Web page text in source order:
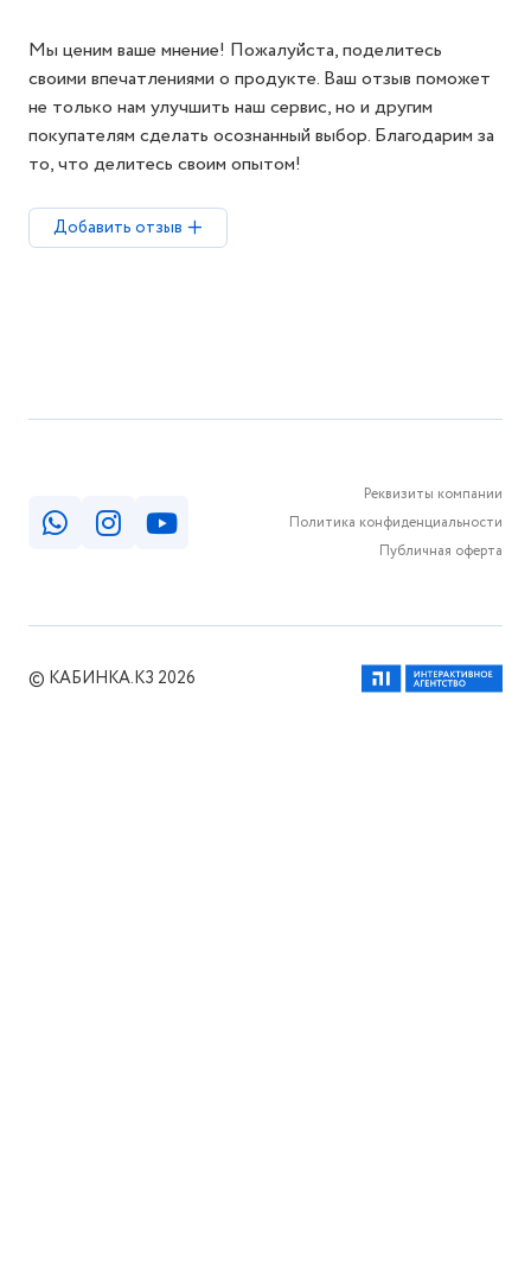
Мы ценим ваше мнение! Пожалуйста, поделитесь
своими впечатлениями о продукте. Ваш отзыв поможет
не только нам улучшить наш сервис, но и другим
покупателям сделать осознанный выбор. Благодарим за
то, что делитесь своим опытом!
Добавить отзыв
Реквизиты компании
Политика конфиденциальности
Публичная оферта
© КАБИНКА.КЗ 2026